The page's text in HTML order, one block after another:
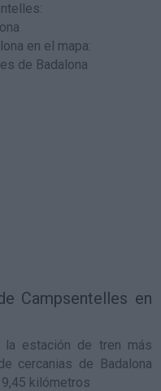
:
en el mapa:
Campsentelles en
la estación de tren más
cercanias de Badalona
9,45 kilómetros